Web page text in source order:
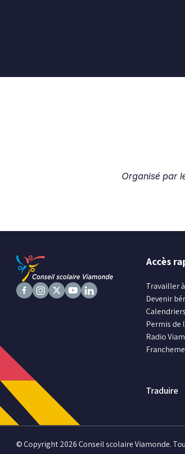
Organisé par
Accès
Travailler
Devenir
Permis de
Radio
Traduire
© Copyright 2026 Conseil scolaire Viamonde.